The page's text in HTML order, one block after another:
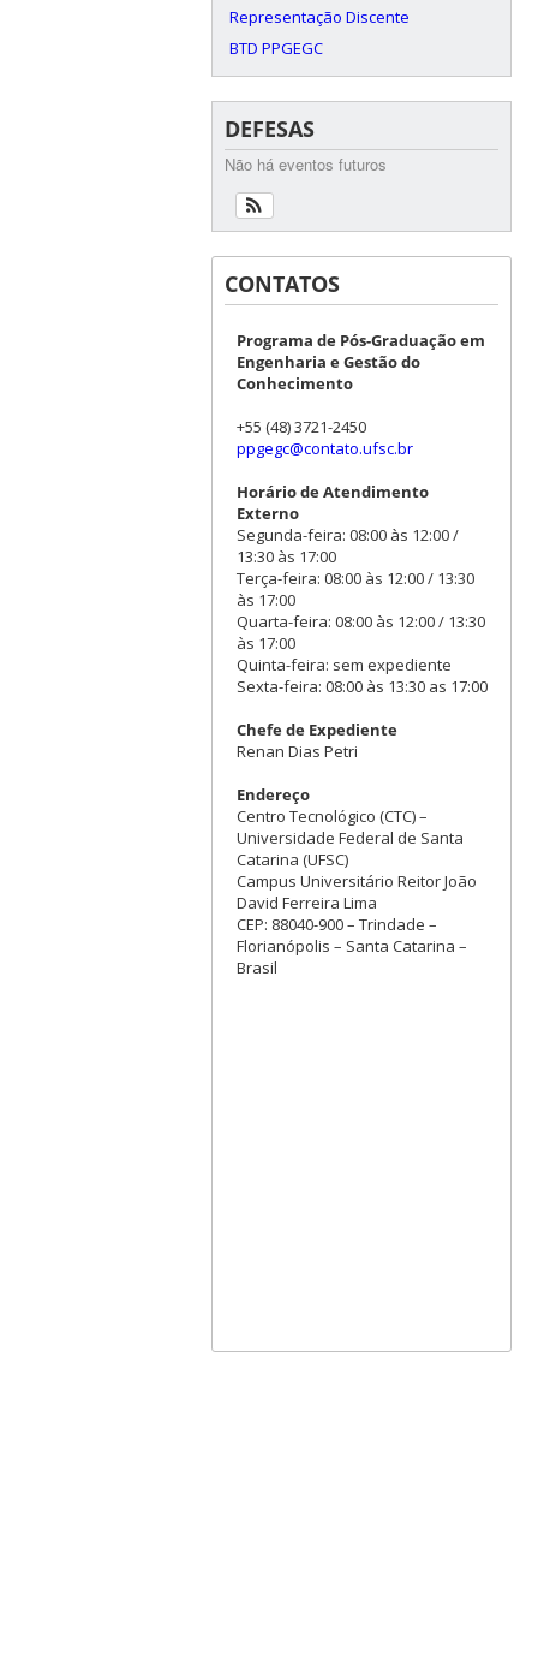
Representação Discente
BTD PPGEGC
DEFESAS
Não há eventos futuros
CONTATOS
Programa de Pós-Graduação em
Engenharia e Gestão do
Conhecimento
+55 (48) 3721-2450
ppgegc@contato.ufsc.br
Horário de Atendimento
Externo
Segunda-feira: 08:00 às 12:00 /
13:30 às 17:00
Terça-feira: 08:00 às 12:00 / 13:30
às 17:00
Quarta-feira: 08:00 às 12:00 / 13:30
às 17:00
Quinta-feira: sem expediente
Sexta-feira: 08:00 às 13:30 as 17:00
Chefe de Expediente
Renan Dias Petri
Endereço
Centro Tecnológico (CTC) –
Universidade Federal de Santa
Catarina (UFSC)
Campus Universitário Reitor João
David Ferreira Lima
CEP: 88040-900 – Trindade –
Florianópolis – Santa Catarina –
Brasil